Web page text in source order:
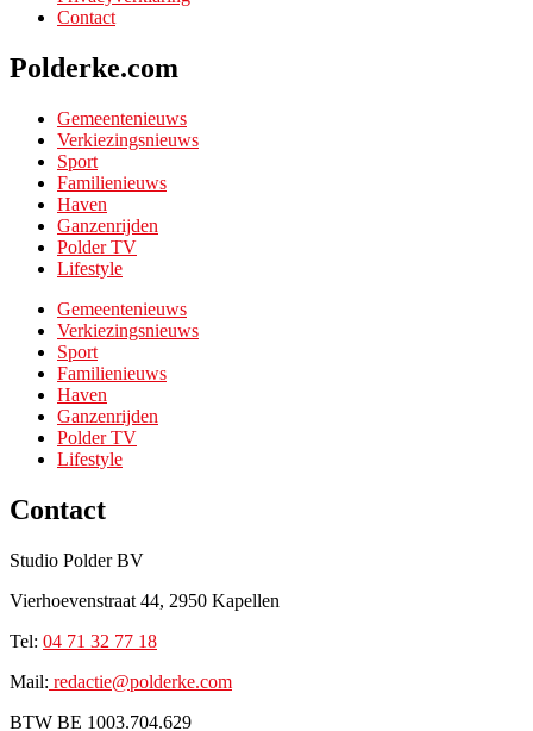
Contact
Polderke.com
Gemeentenieuws
Verkiezingsnieuws
Sport
Familienieuws
Haven
Ganzenrijden
Polder TV
Lifestyle
Gemeentenieuws
Verkiezingsnieuws
Sport
Familienieuws
Haven
Ganzenrijden
Polder TV
Lifestyle
Contact
Studio Polder BV
Vierhoevenstraat 44, 2950 Kapellen
Tel: 04 71 32 77 18
Mail: redactie@polderke.com
BTW BE 1003.704.629